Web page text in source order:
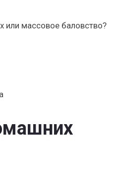
массовое баловство?